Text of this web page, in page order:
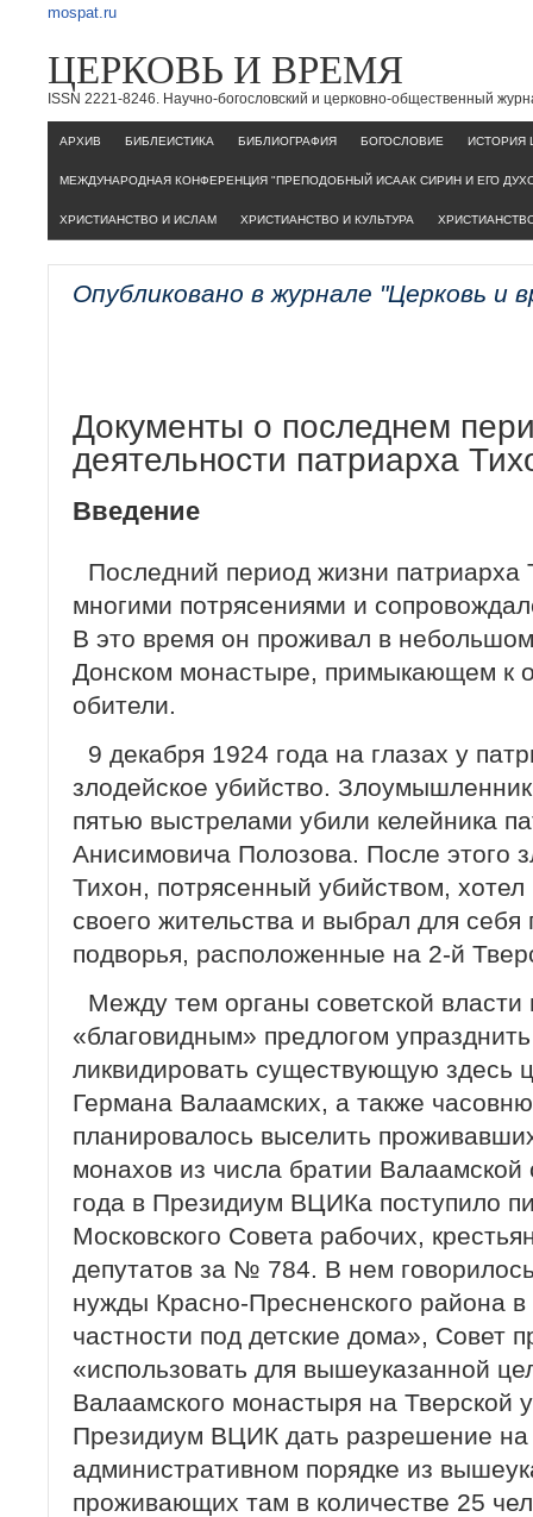
mospat.ru
ЦЕРКОВЬ И ВРЕМЯ
ISSN 2221-8246. Научно-богословский и церковно-общественный
AРХИВ БИБЛЕИСТИКА БИБЛИОГРАФИЯ БОГОСЛОВИЕ ИСТОРИЯ
МЕЖДУНАРОДНАЯ КОНФЕРЕНЦИЯ "ПРЕПОДОБНЫЙ ИСААК СИРИН И ЕГО
ХРИСТИАНСТВО И ИСЛАМ ХРИСТИАНСТВО И КУЛЬТУРА
Опубликовано в журнале "Церковь и
Документы о последнем
деятельности патриарха
Введение
Последний период жизни
многими потрясениями и
В это время он проживал в
Донском монастыре, примыкающем к
обители.
9 декабря 1924 года на глазах у
злодейское убийство.
пятью выстрелами убили келейника
Анисимовича Полозова. После этого
Тихон, потрясенный убийством,
своего жительства и выбрал для
подворья, расположенные на 2-й
Между тем органы советской власти
«благовидным» предлогом
ликвидировать существующую здесь
Германа Валаамских, а также
планировалось выселить
монахов из числа братии Валаамской
года в Президиум ВЦИКа поступило
Московского Совета рабочих,
депутатов за № 784. В нем
нужды Красно-Пресненского района
частности под детские дома», Совет
«использовать для вышеуказанной
Валаамского монастыря на Тверской
Президиум ВЦИК дать разрешение на
административном порядке из
проживающих там в количестве 25